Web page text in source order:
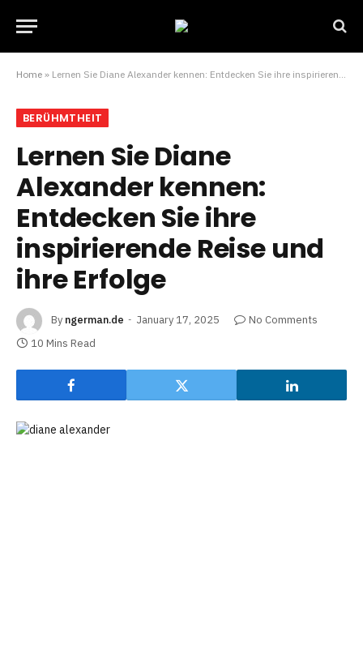
Home » Lernen Sie Diane Alexander kennen: Entdecken Sie ihre inspirierende Reise und ihre Erfolge
BERÜHMTHEIT
Lernen Sie Diane
Alexander kennen:
Entdecken Sie ihre
inspirierende Reise und
ihre Erfolge
By ngerman.de January 17, 2025
No Comments
10 Mins Read